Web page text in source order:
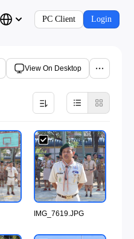
PC Client Login
View On Desktop
IMG_7619.JPG